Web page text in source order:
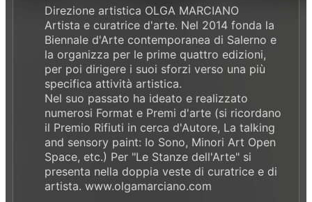
Direzione artistica OLGA MARCIANO
Artista e curatrice d'arte. Nel 2014 fonda la
Biennale d'Arte contemporanea di Salerno e
la organizza per le prime quattro edizioni,
per poi dirigere i suoi sforzi verso una più
specifica attività artistica.
Nel suo passato ha ideato e realizzato
numerosi Format e Premi d'arte (si ricordano
il Premio Rifiuti in cerca d'Autore, La talking
and sensory paint: Io Sono, Minori Art Open
Space, etc.) Per "Le Stanze dell'Arte" si
presenta nella doppia veste di curatrice e di
artista. www.olgamarciano.com